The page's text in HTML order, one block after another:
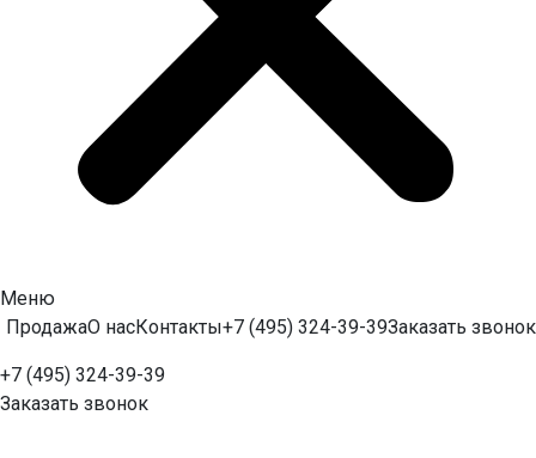
Меню
ПродажаО насКонтакты+7 (495) 324-39-39Заказать звонок
+7 (495) 324-39-39
Заказать звонок